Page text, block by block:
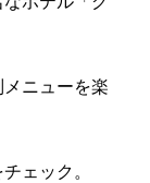
ニューを楽
ェック。